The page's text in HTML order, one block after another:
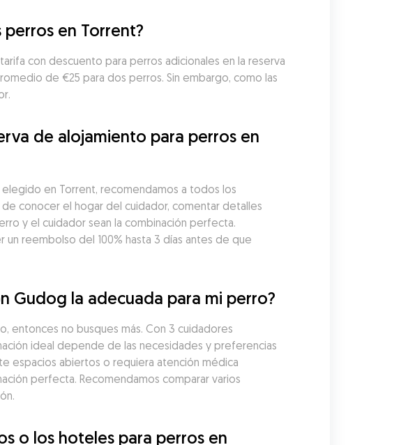
en Torrent?
con descuento para perros adicionales en la reserva
de €25 para dos perros. Sin embargo, como las
de alojamiento para perros en
en Torrent, recomendamos a todos los
conocer el hogar del cuidador, comentar detalles
y el cuidador sean la combinación perfecta.
reembolso del 100% hasta 3 días antes de que
Gudog la adecuada para mi perro?
entonces no busques más. Con 3 cuidadores
ideal depende de las necesidades y preferencias
espacios abiertos o requiera atención médica
perfecta. Recomendamos comparar varios
o los hoteles para perros en